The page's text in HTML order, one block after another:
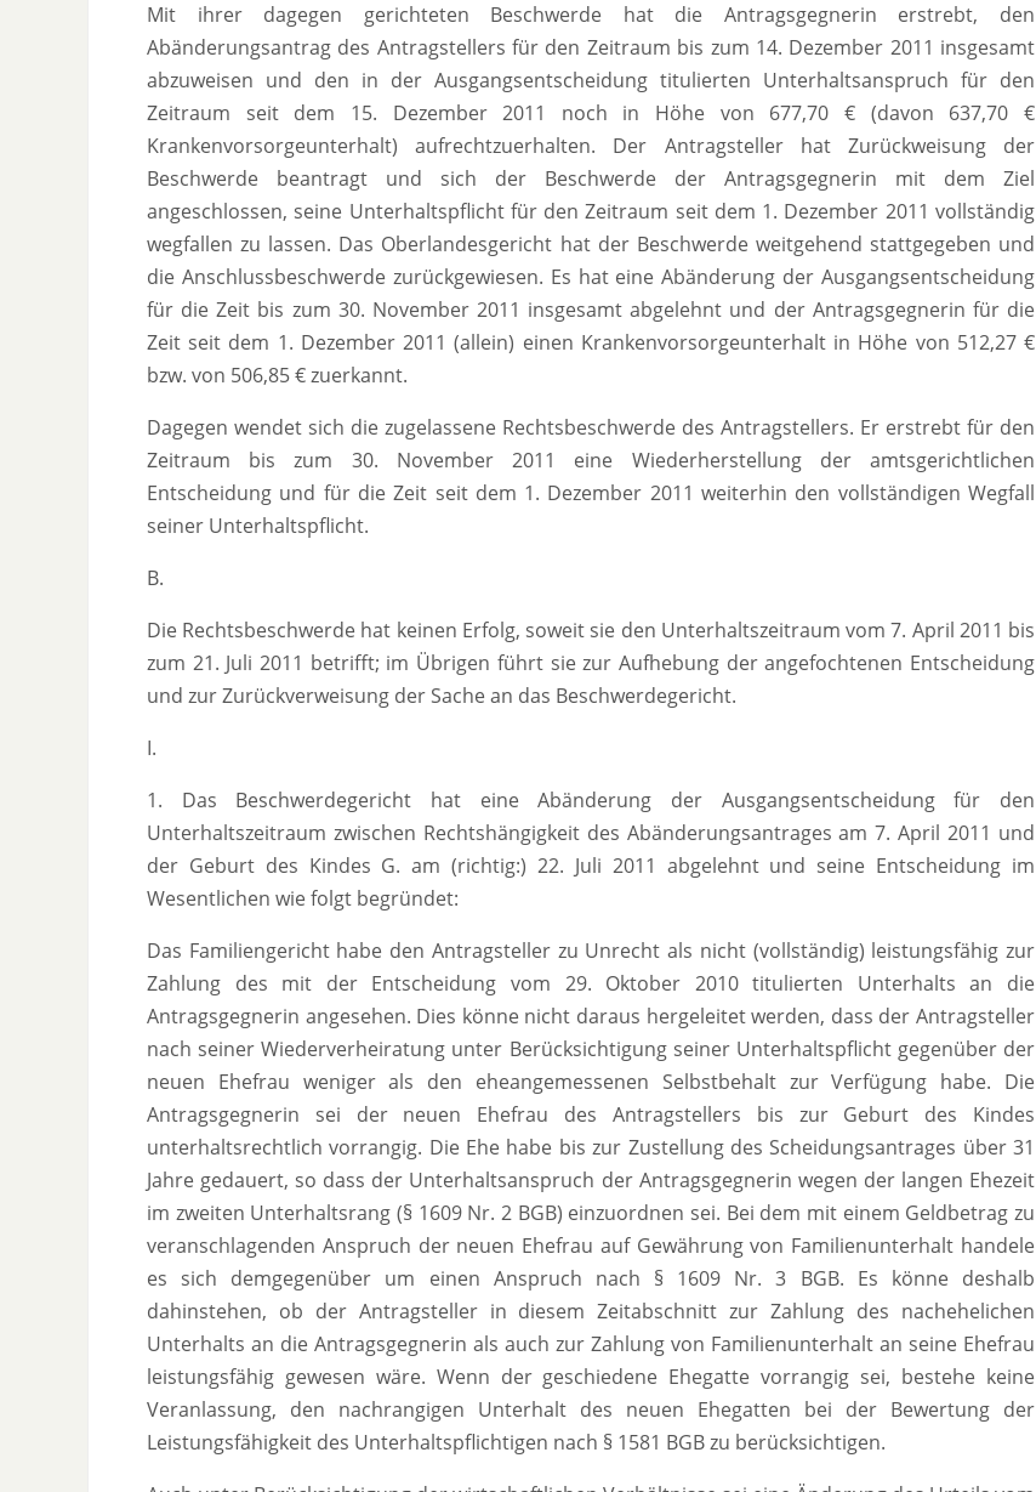
Mit ihrer dagegen gerichteten Beschwerde hat die Antragsgegnerin erstrebt, den
Abänderungsantrag des Antragstellers für den Zeitraum bis zum 14. Dezember 2011 insgesamt
abzuweisen und den in der Ausgangsentscheidung titulierten Unterhaltsanspruch für den
Zeitraum seit dem 15. Dezember 2011 noch in Höhe von 677,70 € (davon 637,70 €
Krankenvorsorgeunterhalt) aufrechtzuerhalten. Der Antragsteller hat Zurückweisung der
Beschwerde beantragt und sich der Beschwerde der Antragsgegnerin mit dem Ziel
angeschlossen, seine Unterhaltspflicht für den Zeitraum seit dem 1. Dezember 2011 vollständig
wegfallen zu lassen. Das Oberlandesgericht hat der Beschwerde weitgehend stattgegeben und
die Anschlussbeschwerde zurückgewiesen. Es hat eine Abänderung der Ausgangsentscheidung
für die Zeit bis zum 30. November 2011 insgesamt abgelehnt und der Antragsgegnerin für die
Zeit seit dem 1. Dezember 2011 (allein) einen Krankenvorsorgeunterhalt in Höhe von 512,27 €
bzw. von 506,85 € zuerkannt.
Dagegen wendet sich die zugelassene Rechtsbeschwerde des Antragstellers. Er erstrebt für den
Zeitraum bis zum 30. November 2011 eine Wiederherstellung der amtsgerichtlichen
Entscheidung und für die Zeit seit dem 1. Dezember 2011 weiterhin den vollständigen Wegfall
seiner Unterhaltspflicht.
B.
Die Rechtsbeschwerde hat keinen Erfolg, soweit sie den Unterhaltszeitraum vom 7. April 2011 bis
zum 21. Juli 2011 betrifft; im Übrigen führt sie zur Aufhebung der angefochtenen Entscheidung
und zur Zurückverweisung der Sache an das Beschwerdegericht.
I.
1. Das Beschwerdegericht hat eine Abänderung der Ausgangsentscheidung für den
Unterhaltszeitraum zwischen Rechtshängigkeit des Abänderungsantrages am 7. April 2011 und
der Geburt des Kindes G. am (richtig:) 22. Juli 2011 abgelehnt und seine Entscheidung im
Wesentlichen wie folgt begründet:
Das Familiengericht habe den Antragsteller zu Unrecht als nicht (vollständig) leistungsfähig zur
Zahlung des mit der Entscheidung vom 29. Oktober 2010 titulierten Unterhalts an die
Antragsgegnerin angesehen. Dies könne nicht daraus hergeleitet werden, dass der Antragsteller
nach seiner Wiederverheiratung unter Berücksichtigung seiner Unterhaltspflicht gegenüber der
neuen Ehefrau weniger als den eheangemessenen Selbstbehalt zur Verfügung habe. Die
Antragsgegnerin sei der neuen Ehefrau des Antragstellers bis zur Geburt des Kindes
unterhaltsrechtlich vorrangig. Die Ehe habe bis zur Zustellung des Scheidungsantrages über 31
Jahre gedauert, so dass der Unterhaltsanspruch der Antragsgegnerin wegen der langen Ehezeit
im zweiten Unterhaltsrang (§ 1609 Nr. 2 BGB) einzuordnen sei. Bei dem mit einem Geldbetrag zu
veranschlagenden Anspruch der neuen Ehefrau auf Gewährung von Familienunterhalt handele
es sich demgegenüber um einen Anspruch nach § 1609 Nr. 3 BGB. Es könne deshalb
dahinstehen, ob der Antragsteller in diesem Zeitabschnitt zur Zahlung des nachehelichen
Unterhalts an die Antragsgegnerin als auch zur Zahlung von Familienunterhalt an seine Ehefrau
leistungsfähig gewesen wäre. Wenn der geschiedene Ehegatte vorrangig sei, bestehe keine
Veranlassung, den nachrangigen Unterhalt des neuen Ehegatten bei der Bewertung der
Leistungsfähigkeit des Unterhaltspflichtigen nach § 1581 BGB zu berücksichtigen.